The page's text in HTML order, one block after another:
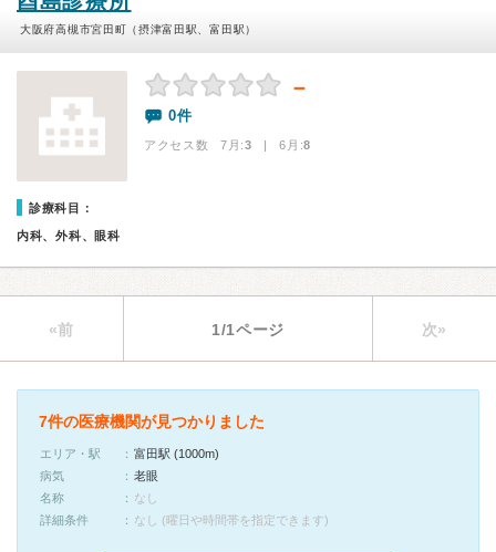
大阪府高槻市宮田町（摂津富田駅、富田駅）
－
0件
アクセス数 7月:3 | 6月:8
診療科目：
内科、外科、眼科
«前 1/1ページ 次»
7件の医療機関が見つかりました
エリア・駅
富田駅 (1000m)
病気
老眼
名称
なし
詳細条件
なし (曜日や時間帯を指定できます)